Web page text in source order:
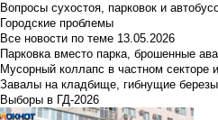
Вопросы сухостоя, парковок и
Городские проблемы
Все новости по теме 13.05.2026
Парковка вместо парка, брошенные
Мусорный коллапс в частном секторе
Завалы на кладбище, гибнущие
Выборы в ГД-2026